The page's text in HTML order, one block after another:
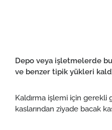
Depo veya işletmelerde
ve benzer tipik yükleri
Kaldırma işlemi için gerekli
kaslarından ziyade bacak